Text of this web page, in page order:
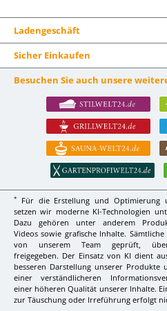
Ladengeschäft
Sicher Einkaufen
Besuchen Sie auch unsere
*
Für die Erstellung und Optimierung
setzen wir moderne KI-Technologien
Dazu gehören unter anderem
Videos sowie grafische Inhalte.
von unserem Team geprüft,
freigegeben. Der Einsatz von KI dient
besseren Darstellung unserer Produkte
einer verständlicheren
einer höheren Qualität unserer Inhalte.
zur Täuschung oder Irreführung erfolgt